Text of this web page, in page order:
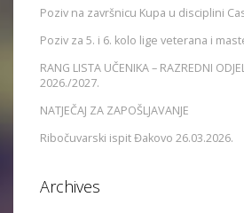
Poziv na završnicu Kupa u disciplini
Poziv za 5. i 6. kolo lige veterana i
RANG LISTA UČENIKA – RAZREDNI
2026./2027.
NATJEČAJ ZA ZAPOŠLJAVANJE
Ribočuvarski ispit Đakovo 26.03.2026.
Archives